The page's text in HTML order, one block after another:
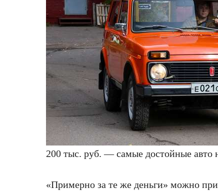
200 тыс. руб. — самые достойные авто
«Примерно за те же деньги» можно